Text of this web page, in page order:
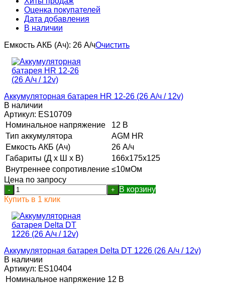
Оценка покупателей
Дата добавления
В наличии
Емкость АКБ (Ач): 26 А/чОчистить
Аккумуляторная батарея HR 12-26 (26 А/ч / 12v)
В наличии
Артикул: ES10709
Номинальное напряжение
12 В
Тип аккумулятора
AGM HR
Емкость АКБ (Ач)
26 А/ч
Габариты (Д х Ш х В)
166x175x125
Внутреннее сопротивление ≤10мОм
Цена по запросу
- +
В корзину
Купить в 1 клик
Аккумуляторная батарея Delta DT 1226 (26 А/ч / 12v)
В наличии
Артикул: ES10404
Номинальное напряжение 12 В